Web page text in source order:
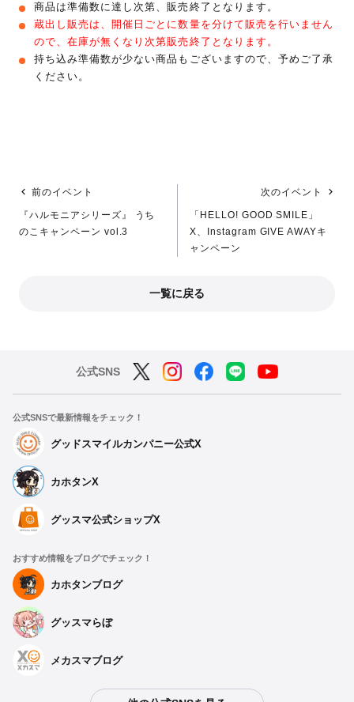
商品は準備数に達し次第、販売終了となります。
蔵出し販売は、開催日ごとに数量を分けて販売を行いません
ので、在庫が無くなり次第販売終了となります。
持ち込み準備数が少ない商品もございますので、予めご了承
ください。
前のイベント
『ハルモニアシリーズ』 うち
のこキャンペーン vol.3
次のイベント
「HELLO! GOOD SMILE」
X、Instagram GIVE AWAYキ
ャンペーン
一覧に戻る
公式SNS
公式SNSで最新情報をチェック！
グッドスマイルカンパニー公式X
カホタンX
グッスマ公式ショップX
おすすめ情報をブログでチェック！
カホタンブログ
グッスマらぼ
メカスマブログ